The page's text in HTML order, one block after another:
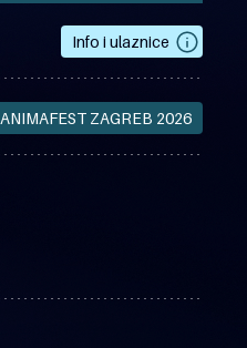
Info i ulaznice
ANIMAFEST ZAGREB 2026